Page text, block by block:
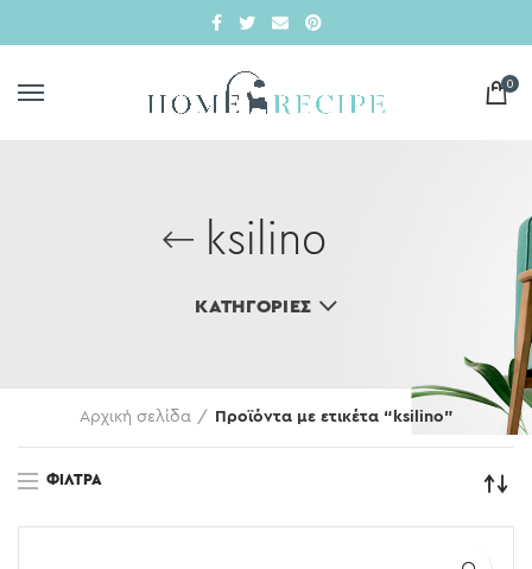
0
ksilino
ΚΑΤΗΓΟΡΊΕΣ
Αρχική σελίδα Προϊόντα με ετικέτα “ksilino”
ΦΊΛΤΡΑ